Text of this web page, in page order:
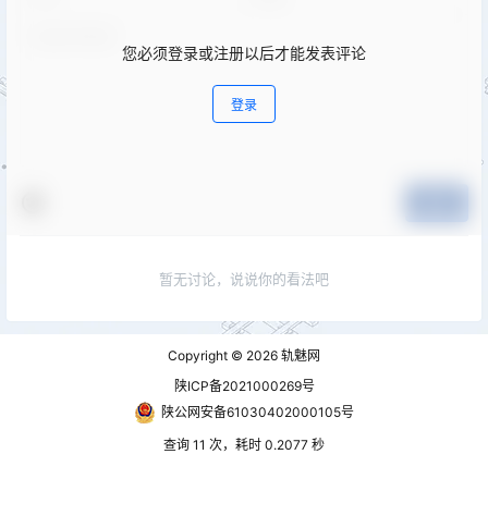
您必须登录或注册以后才能发表评论
登录
暂无讨论，说说你的看法吧
Copyright © 2026 轨魅网
陕ICP备2021000269号
陕公网安备61030402000105号
查询 11 次，耗时 0.2077 秒